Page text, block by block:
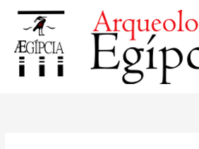
conteúdo